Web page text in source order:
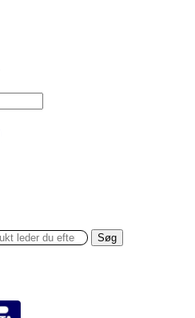
Søg